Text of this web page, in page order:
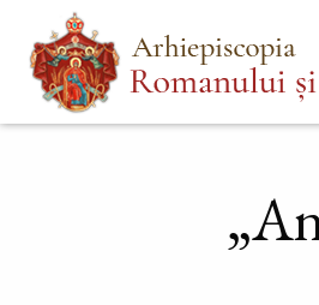
Mergi
conţinutul
principal
Main
menu